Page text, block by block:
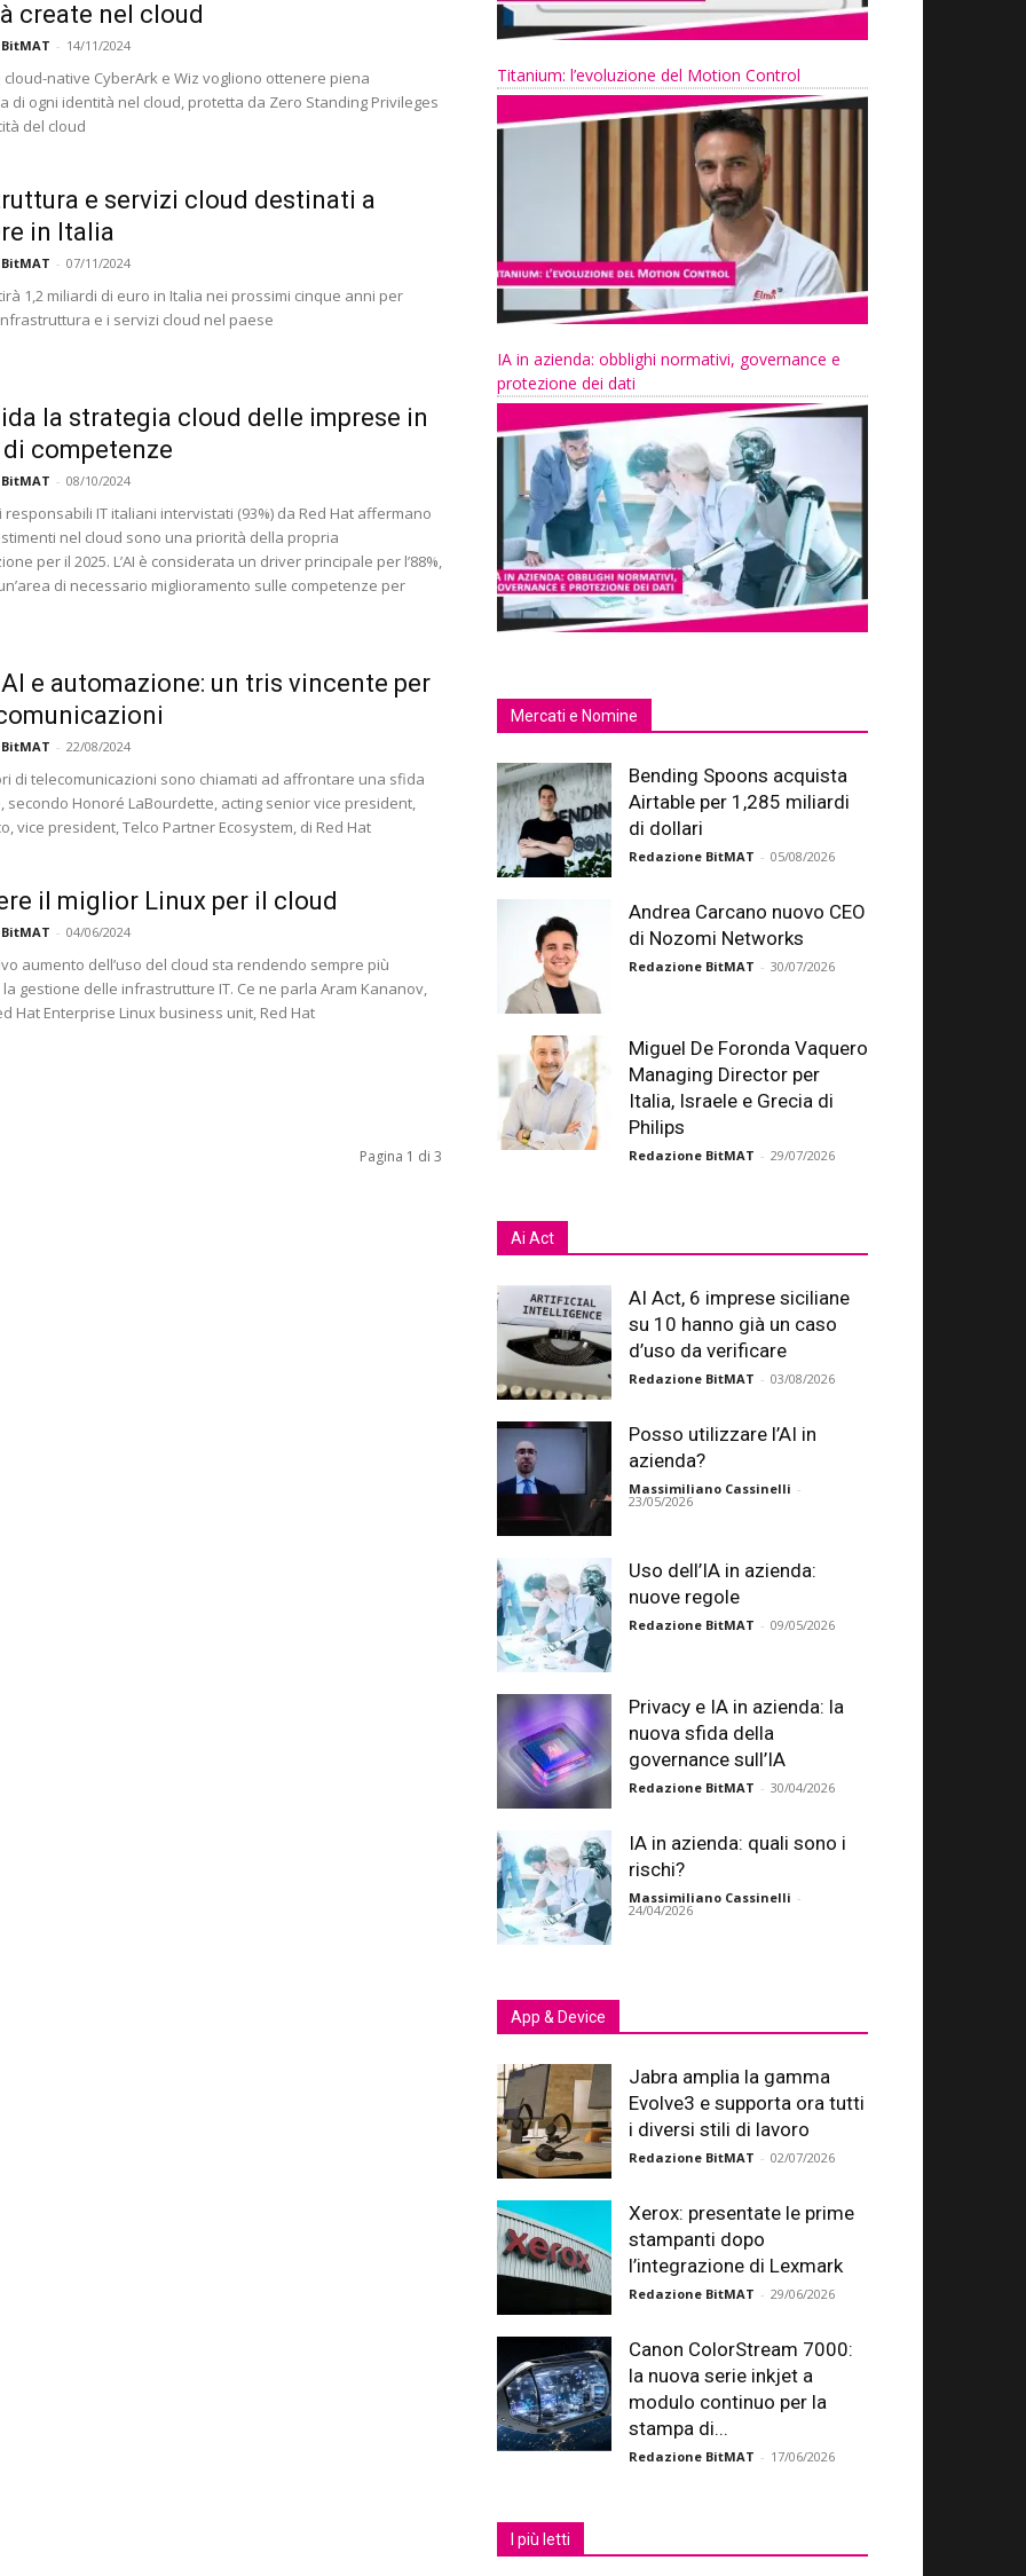
create nel cloud
- 14/11/2024
cloud-native CyberArk e Wiz vogliono ottenere piena
di ogni identità nel cloud, protetta da Zero Standing Privileges
del cloud
e servizi cloud destinati a
in Italia
- 07/11/2024
1,2 miliardi di euro in Italia nei prossimi cinque anni per
e i servizi cloud nel paese
la strategia cloud delle imprese in
competenze
- 08/10/2024
responsabili IT italiani intervistati (93%) da Red Hat affermano
nel cloud sono una priorità della propria
per il 2025. L’AI è considerata un driver principale per l’88%,
di necessario miglioramento sulle competenze per
e automazione: un tris vincente per
- 22/08/2024
di telecomunicazioni sono chiamati ad affrontare una sfida
secondo Honoré LaBourdette, acting senior vice president,
vice president, Telco Partner Ecosystem, di Red Hat
il miglior Linux per il cloud
- 04/06/2024
aumento dell’uso del cloud sta rendendo sempre più
gestione delle infrastrutture IT. Ce ne parla Aram Kananov,
Hat Enterprise Linux business unit, Red Hat
Pagina 1 di 3
Titanium: l’evoluzione del Motion Control
IA in azienda: obblighi normativi, governance e
protezione dei dati
Mercati e Nomine
Bending Spoons acquista
Airtable per 1,285 miliardi
di dollari
Redazione BitMAT - 05/08/2026
Andrea Carcano nuovo CEO
di Nozomi Networks
Redazione BitMAT - 30/07/2026
Miguel De Foronda Vaquero
Managing Director per
Italia, Israele e Grecia di
Philips
Redazione BitMAT - 29/07/2026
Ai Act
AI Act, 6 imprese siciliane
su 10 hanno già un caso
d’uso da verificare
Redazione BitMAT - 03/08/2026
Posso utilizzare l’AI in
azienda?
Massimiliano Cassinelli -
23/05/2026
Uso dell’IA in azienda:
nuove regole
Redazione BitMAT - 09/05/2026
Privacy e IA in azienda: la
nuova sfida della
governance sull’IA
Redazione BitMAT - 30/04/2026
IA in azienda: quali sono i
rischi?
Massimiliano Cassinelli -
24/04/2026
App & Device
Jabra amplia la gamma
Evolve3 e supporta ora tutti
i diversi stili di lavoro
Redazione BitMAT - 02/07/2026
Xerox: presentate le prime
stampanti dopo
l’integrazione di Lexmark
Redazione BitMAT - 29/06/2026
Canon ColorStream 7000:
la nuova serie inkjet a
modulo continuo per la
stampa di...
Redazione BitMAT - 17/06/2026
I più letti